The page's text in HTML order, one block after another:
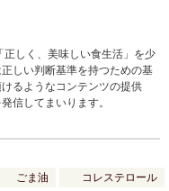
しく、美味しい食生活」を少
しい判断基準を持つための基
るようなコンテンツの提供
信してまいります。
ごま油 コレステロール